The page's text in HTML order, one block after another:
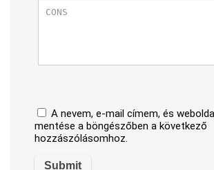
A nevem, e-mail címem, és
mentése a böngészőben a következő
hozzászólásomhoz.